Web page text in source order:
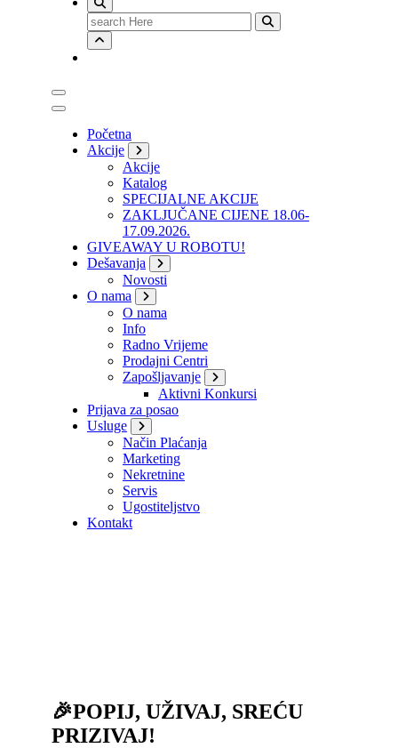
Search
for:
Početna
Akcije
Akcije
Katalog
SPECIJALNE AKCIJE
ZAKLJUČANE CIJENE 18.06-
17.09.2026.
GIVEAWAY U ROBOTU!
Dešavanja
Novosti
O nama
O nama
Info
Radno Vrijeme
Prodajni Centri
Zapošljavanje
Aktivni Konkursi
Prijava za posao
Usluge
Način Plaćanja
Marketing
Nekretnine
Servis
Ugostiteljstvo
Kontakt
🎉POPIJ, UŽIVAJ, SREĆU
PRIZIVAJ!